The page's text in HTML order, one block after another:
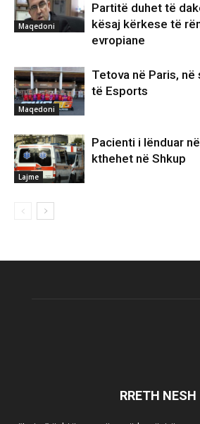
Maqedoni
Partitë duhet të
kësaj kërkese të
evropiane
Maqedoni
Tetova në Paris,
të Esports
Lajme
Pacienti i lënduar
kthehet në Shkup
RRETH NESH